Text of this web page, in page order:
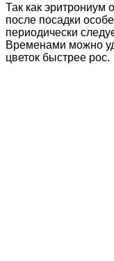
Так как эритрониум
после посадки
периодически
Временами можно
цветок быстрее рос.